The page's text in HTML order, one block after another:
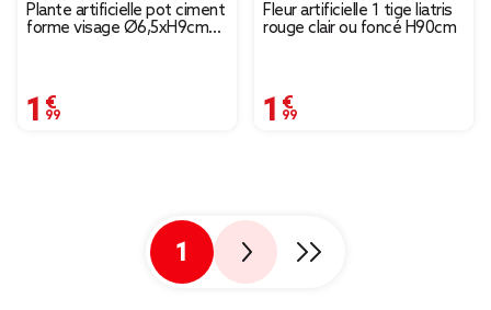
Plante artificielle pot ciment
forme visage Ø6,5xH9cm
1,99 €
Fleur artificielle 1 tige liatris
rouge clair ou foncé H90cm
1,99 €
1